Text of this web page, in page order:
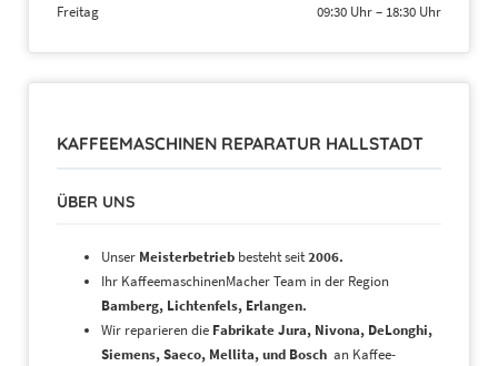
Freitag
09:30 Uhr– 18:30 Uhr
KAFFEEMASCHINEN REPARATUR HALLSTADT
ÜBER UNS
Unser Meisterbetrieb besteht seit2006.
Ihr KaffeemaschinenMacher Team in der Region
Bamberg, Lichtenfels, Erlangen.
Wir reparieren die Fabrikate Jura, Nivona, DeLonghi,
Siemens, Saeco, Mellita, und Bosch an Kaffee-